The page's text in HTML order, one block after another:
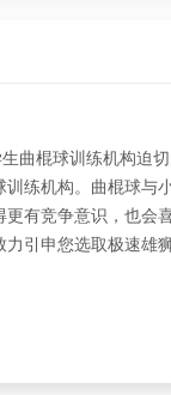
曲棍球训练机构迫
练机构。曲棍球与
有竞争意识，也会
引申您选取极速雄